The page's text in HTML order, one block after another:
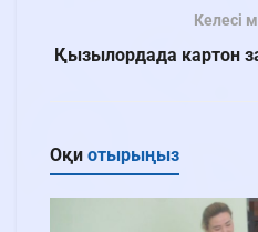
Келесі
Қызылордада картон
Оқи отырыңыз